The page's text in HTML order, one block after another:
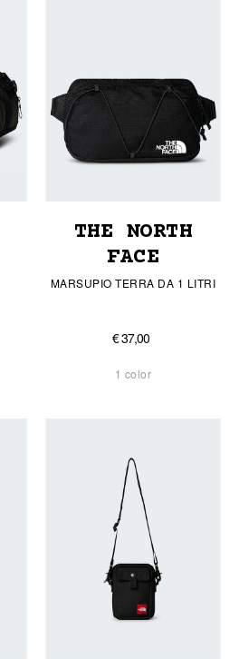
THE NORTH
FACE
MARSUPIO TERRA DA 1 LITRI
€ 37,00
1 color